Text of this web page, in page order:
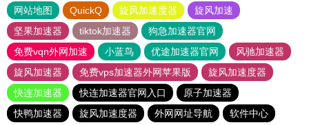
网站地图 QuickQ 旋风加速度器
旋风加速
坚果加速器
tiktok加速器
狗急加速器官网
免费vqn外网加速
小蓝鸟 优途加速器官网
风驰加速器
旋风加速器
免费vps加速器外网苹果版
旋风加速度器
快连加速器
快连加速器官网入口
原子加速器
快鸭加速器
旋风加速度器 外网网址导航
软件中心